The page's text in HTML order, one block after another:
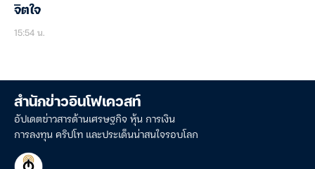
จิตใจ
15:54 น.
สำนักข่าวอินโฟเควสท์
อัปเดตข่าวสารด้านเศรษฐกิจ หุ้น การเงิน
การลงทุน คริปโท และประเด็นน่าสนใจรอบโลก